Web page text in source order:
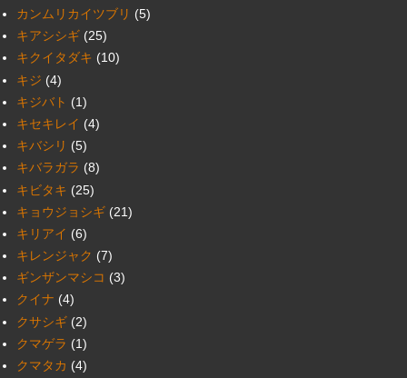
カンムリカイツブリ (5)
キアシシギ (25)
キクイタダキ (10)
キジ (4)
キジバト (1)
キセキレイ (4)
キバシリ (5)
キバラガラ (8)
キビタキ (25)
キョウジョシギ (21)
キリアイ (6)
キレンジャク (7)
ギンザンマシコ (3)
クイナ (4)
クサシギ (2)
クマゲラ (1)
クマタカ (4)